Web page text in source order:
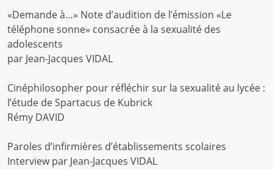
«Demande à…» Note d’audition de l’émission «Le
téléphone sonne» consacrée à la sexualité des
adolescents
par Jean-Jacques VIDAL
Cinéphilosopher pour réfléchir sur la sexualité au lycée :
l’étude de Spartacus de Kubrick
Rémy DAVID
Paroles d’infirmières d’établissements scolaires
Interview par Jean-Jacques VIDAL